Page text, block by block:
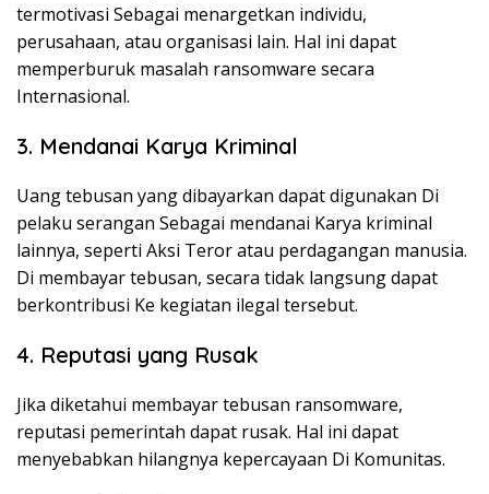
termotivasi Sebagai menargetkan individu,
perusahaan, atau organisasi lain. Hal ini dapat
memperburuk masalah ransomware secara
Internasional.
3. Mendanai Karya Kriminal
Uang tebusan yang dibayarkan dapat digunakan Di
pelaku serangan Sebagai mendanai Karya kriminal
lainnya, seperti Aksi Teror atau perdagangan manusia.
Di membayar tebusan, secara tidak langsung dapat
berkontribusi Ke kegiatan ilegal tersebut.
4. Reputasi yang Rusak
Jika diketahui membayar tebusan ransomware,
reputasi pemerintah dapat rusak. Hal ini dapat
menyebabkan hilangnya kepercayaan Di Komunitas.